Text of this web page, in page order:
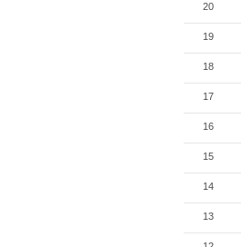
20
19
18
17
16
15
14
13